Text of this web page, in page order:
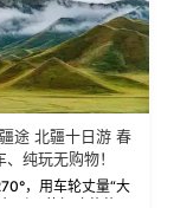
途 北疆十日游 春
纯玩无购物！
，用车轮丈量“大